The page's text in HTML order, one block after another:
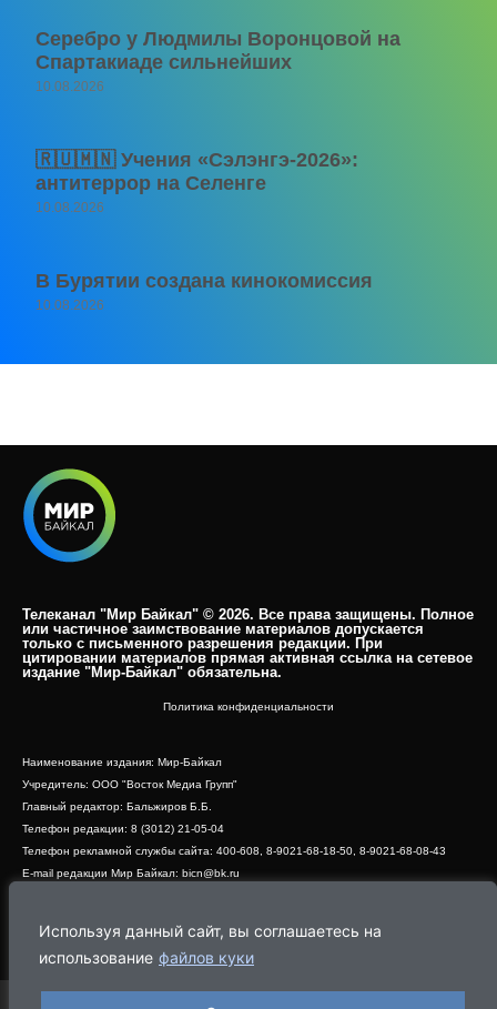
Используя данный сайт, вы соглашаетесь на
использование файлов куки
Серебро у Людмилы Воронцовой на
Спартакиаде сильнейших
10.08.2026
🇷🇺🇲🇳 Учения «Сэлэнгэ-2026»:
антитеррор на Селенге
10.08.2026
В Бурятии создана кинокомиссия
10.08.2026
Телеканал "Мир Байкал" © 2026. Все права защищены. Полное
или частичное заимствование материалов допускается
только с письменного разрешения редакции. При
цитировании материалов прямая активная ссылка на сетевое
издание "Мир-Байкал" обязательна.​
Политика конфиденциальности
Наименование издания: Мир-Байкал
Учредитель: ООО "Восток Медиа Групп"
Главный редактор: Бальжиров Б.Б.
Телефон редакции: 8 (3012) 21-05-04
Телефон рекламной службы сайта: 400-608, 8-9021-68-18-50, 8-9021-68-08-43
E-mail редакции Мир Байкал: bicn@bk.ru
Адрес редакции: 670000, г. Улан-Удэ, ул. Профсоюзная, дом 44, офис 1